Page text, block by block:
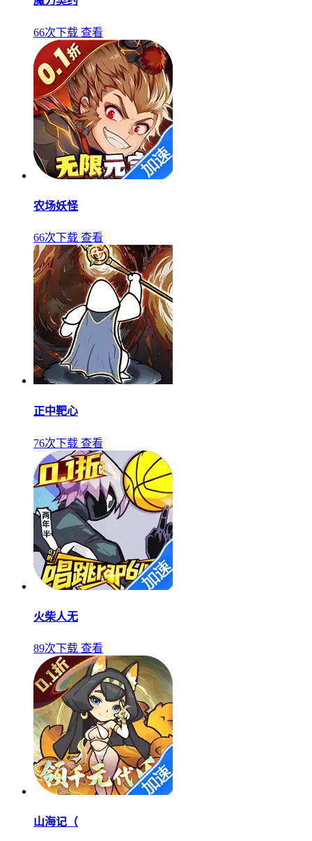
66次下载 查看
农场妖怪
66次下载 查看
正中靶心
76次下载 查看
火柴人无
89次下载 查看
山海记（